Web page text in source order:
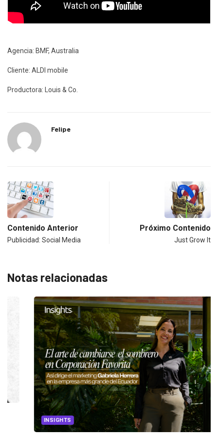
Agencia: BMF, Australia
Cliente: ALDI mobile
Productora: Louis & Co.
Felipe
Contenido Anterior
Publicidad: Social Media
Próximo Contenido
Just Grow It
Notas relacionadas
CANNES LIONS 2026